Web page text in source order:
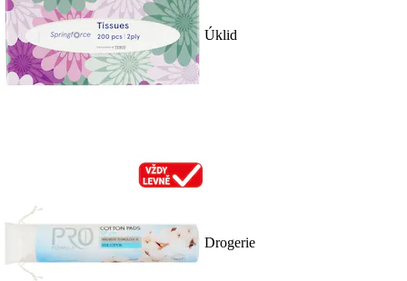
Úklid
Drogerie